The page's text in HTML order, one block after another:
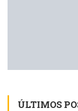
ÚLTIMOS